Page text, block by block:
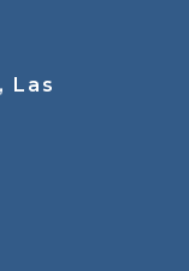
Las